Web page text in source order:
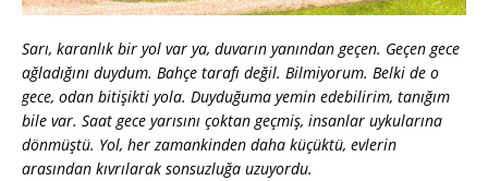
Sarı, karanlık bir yol var ya, duvarın yanından geçen. Geçen gece
ağladığını duydum. Bahçe tarafı değil. Bilmiyorum. Belki de o
gece, odan bitişikti yola. Duyduğuma yemin edebilirim, tanığım
bile var. Saat gece yarısını çoktan geçmiş, insanlar uykularına
dönmüştü. Yol, her zamankinden daha küçüktü, evlerin
arasından kıvrılarak sonsuzluğa uzuyordu.